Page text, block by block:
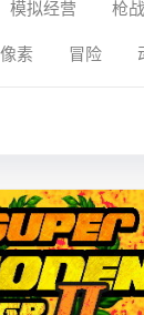
模拟经营 枪
像素 冒险